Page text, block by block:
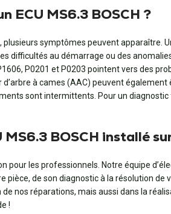
ECU MS6.3 BOSCH ?
symptômes peuvent
difficultés au démarrage ou des
P0201 et P0203 pointent vers des
à cames (AAC) peuvent
sont intermittents. Pour un
BOSCH installé
pour les professionnels. Notre équipe
de son diagnostic à la résolution
nos réparations, mais aussi dans la
!